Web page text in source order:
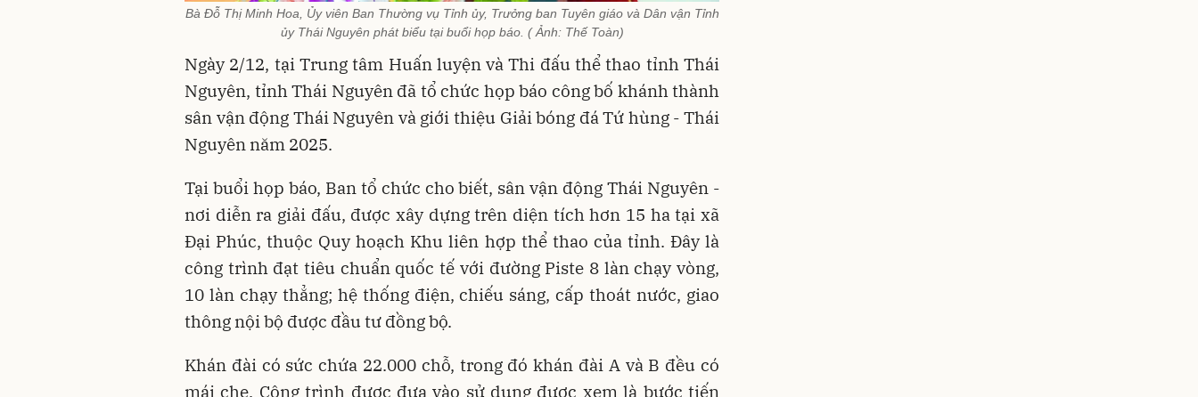
Bà Đỗ Thị Minh Hoa, Ủy viên Ban Thường vụ Tỉnh ủy, Trưởng ban Tuyên giáo và Dân vận Tỉnh
ủy Thái Nguyên phát biểu tại buổi họp báo. ( Ảnh: Thế Toàn)
Ngày 2/12, tại Trung tâm Huấn luyện và Thi đấu thể thao tỉnh Thái
Nguyên, tỉnh Thái Nguyên đã tổ chức họp báo công bố khánh thành
sân vận động Thái Nguyên và giới thiệu Giải bóng đá Tứ hùng - Thái
Nguyên năm 2025.
Tại buổi họp báo, Ban tổ chức cho biết, sân vận động Thái Nguyên -
nơi diễn ra giải đấu, được xây dựng trên diện tích hơn 15 ha tại xã
Đại Phúc, thuộc Quy hoạch Khu liên hợp thể thao của tỉnh. Đây là
công trình đạt tiêu chuẩn quốc tế với đường Piste 8 làn chạy vòng,
10 làn chạy thẳng; hệ thống điện, chiếu sáng, cấp thoát nước, giao
thông nội bộ được đầu tư đồng bộ.
Khán đài có sức chứa 22.000 chỗ, trong đó khán đài A và B đều có
mái che. Công trình được đưa vào sử dụng được xem là bước tiến